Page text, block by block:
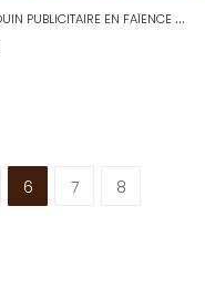
P
INGOUIN PUBLICITAIRE EN FAÏENCE NV KERKO DE 31 CM DE HAUT
6 7
8